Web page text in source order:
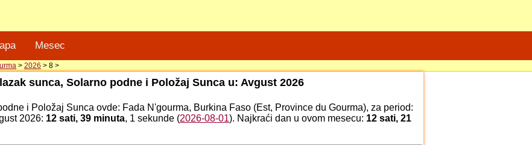
Mesec
> 2026 > 8 >
sunca, Solarno podne i Položaj Sunca u: Avgust 2026
i Položaj Sunca ovde: Fada N'gourma, Burkina Faso (Est, Province du Gourma), za period:
2026: 12 sati, 39 minuta, 1 sekunde (2026-08-01). Najkraći dan u ovom mesecu: 12 sati, 21